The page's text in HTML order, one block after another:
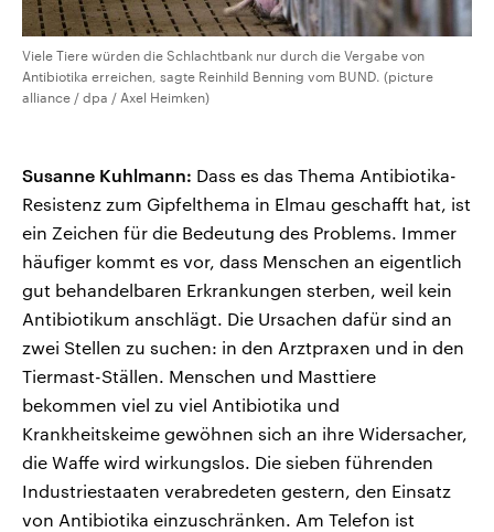
Viele Tiere würden die Schlachtbank nur durch die Vergabe von
Antibiotika erreichen, sagte Reinhild Benning vom BUND. (picture
alliance / dpa / Axel Heimken)
Susanne Kuhlmann: Dass es das Thema Antibiotika-
Resistenz zum Gipfelthema in Elmau geschafft hat, ist
ein Zeichen für die Bedeutung des Problems. Immer
häufiger kommt es vor, dass Menschen an eigentlich
gut behandelbaren Erkrankungen sterben, weil kein
Antibiotikum anschlägt. Die Ursachen dafür sind an
zwei Stellen zu suchen: in den Arztpraxen und in den
Tiermast-Ställen. Menschen und Masttiere
bekommen viel zu viel Antibiotika und
Krankheitskeime gewöhnen sich an ihre Widersacher,
die Waffe wird wirkungslos. Die sieben führenden
Industriestaaten verabredeten gestern, den Einsatz
von Antibiotika einzuschränken. Am Telefon ist